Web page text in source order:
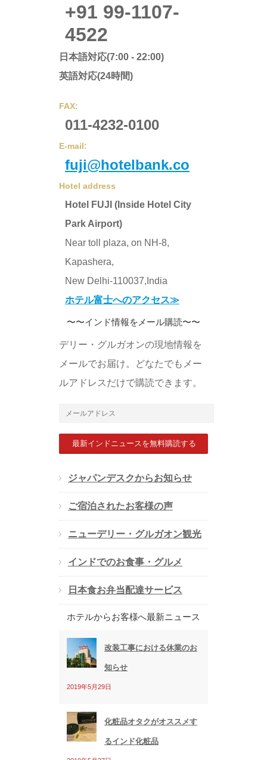
+91 99-1107-
4522
日本語対応(7:00 - 22:00)
英語対応(24時間)
FAX:
011-4232-0100
E-mail:
fuji@hotelbank.co
Hotel address
Hotel FUJI (Inside Hotel City
Park Airport)
Near toll plaza, on NH-8,
Kapashera,
New Delhi-110037,India
ホテル富士へのアクセス≫
〜〜インド情報をメール購読〜〜
デリー・グルガオンの現地情報を
メールでお届け。どなたでもメー
ルアドレスだけで購読できます。
レ
ジャパンデスクからお知らせ
ご宿泊されたお客様の声
ニューデリー・グルガオン観光
インドでのお食事・グルメ
日本食お弁当配達サービス
ホテルからお客様へ最新ニュース
改装工事における休業のお
知らせ
2019年5月29日
化粧品オタクがオススメす
るインド化粧品